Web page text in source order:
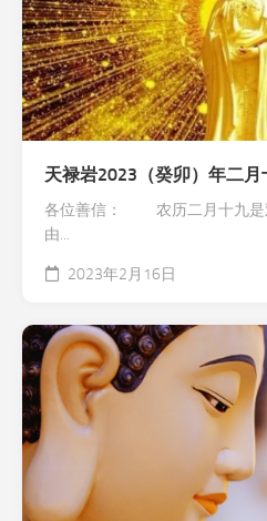
天禄岩2023（癸卯）年二
各位善信： 农历二月十九是
由...
2023年2月16日